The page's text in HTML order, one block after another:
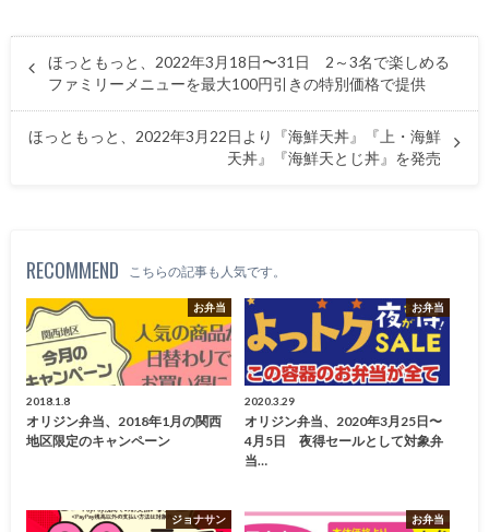
ほっともっと、2022年3月18日〜31日 2～3名で楽しめる
ファミリーメニューを最大100円引きの特別価格で提供
ほっともっと、2022年3月22日より『海鮮天丼』『上・海鮮
天丼』『海鮮天とじ丼』を発売
RECOMMEND こちらの記事も人気です。
お弁当
2018.1.8
オリジン弁当、2018年1月の関西
地区限定のキャンペーン
お弁当
2020.3.29
オリジン弁当、2020年3月25日〜
4月5日 夜得セールとして対象弁
当…
ジョナサン お弁当